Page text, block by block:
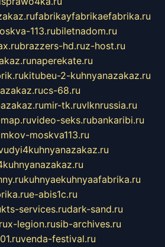
fabrikayfabrikaefabrika.ru
113.rubiletnadom.ru
brazzers-hd.ruz-host.ru
naperekate.ru
kitubeu-2-kuhnyanazakaz.ru
cs-68.ru
mir-tk.ruvlknrussia.ru
video-seks.rubankaribi.ru
moskva113.ru
kuhnyaekuhnyaafabrika.ru
e-abis1c.ru
kts-services.rudark-sand.ru
x-legion.rusib-archives.ru
venda-festival.ru